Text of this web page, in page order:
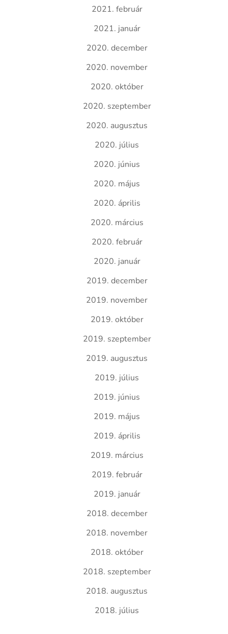
2021. február
2021. január
2020. december
2020. november
2020. október
2020. szeptember
2020. augusztus
2020. július
2020. június
2020. május
2020. április
2020. március
2020. február
2020. január
2019. december
2019. november
2019. október
2019. szeptember
2019. augusztus
2019. július
2019. június
2019. május
2019. április
2019. március
2019. február
2019. január
2018. december
2018. november
2018. október
2018. szeptember
2018. augusztus
2018. július